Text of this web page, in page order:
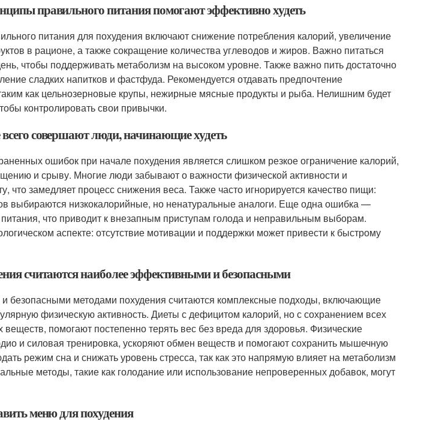
правильного питания помогают эффективно худеть
питания для похудения включают снижение потребления калорий, увеличение
в рационе, а также сокращение количества углеводов и жиров. Важно питаться
чтобы поддерживать метаболизм на высоком уровне. Также важно пить достаточно
сладких напитков и фастфуда. Рекомендуется отдавать предпочтение
как цельнозерновые крупы, нежирные мясные продукты и рыба. Нелишним будет
контролировать свои привычки.
совершают люди, начинающие худеть
ошибок при начале похудения является слишком резкое ограничение калорий,
и срыву. Многие люди забывают о важности физической активности и
что замедляет процесс снижения веса. Также часто игнорируется качество пищи:
выбираются низкокалорийные, но ненатуральные аналоги. Еще одна ошибка —
что приводит к внезапным приступам голода и неправильным выборам.
аспекте: отсутствие мотивации и поддержки может привести к быстрому
считаются наиболее эффективными и безопасными
безопасными методами похудения считаются комплексные подходы, включающие
физическую активность. Диеты с дефицитом калорий, но с сохранением всех
помогают постепенно терять вес без вреда для здоровья. Физические
и силовая тренировка, ускоряют обмен веществ и помогают сохранить мышечную
режим сна и снижать уровень стресса, так как это напрямую влияет на метаболизм
методы, такие как голодание или использование непроверенных добавок, могут
меню для похудения